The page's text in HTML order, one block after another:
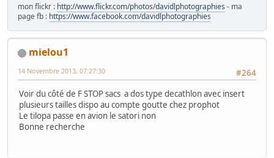
mon flickr : http://www.flickr.com/photos/davidlphotographies - ma
page fb : https://www.facebook.com/davidlphotographies
mielou1
#264
14 Novembre 2013, 07:27:30
Voir du côté de F STOP sacs a dos type decathlon avec insert
plusieurs tailles dispo au compte goutte chez prophot
Le tilopa passe en avion le satori non
Bonne recherche